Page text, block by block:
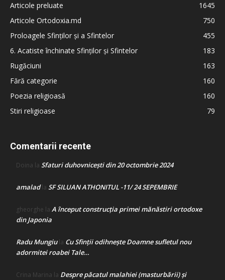
Articole preluate
1645
Articole Ortodoxia.md
750
Proloagele Sfinților și a Sfintelor
455
6. Acatiste închinate Sfinților și Sfintelor
183
Rugăciuni
163
Fără categorie
160
Poezia religioasă
160
Stiri religioase
79
Comentarii recente
Doina la Sfaturi duhovnicești din 20 octombrie 2024
amaladla SF SILUAN ATHONITUL -11/ 24 SEPEMBRIE
gheorghe la A început construcţia primei mănăstiri ortodoxe
din Japonia
Radu Mungiula Cu Sfinții odihnește Doamne sufletul nou
adormitei roabei Tale…
Crina Marina la Despre păcatul malahiei (masturbării) şi